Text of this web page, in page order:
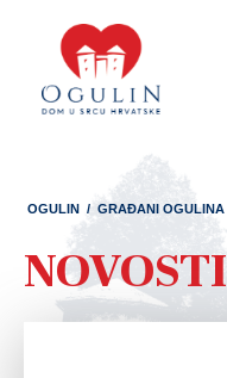
OGULIN / GRAĐANI OGULINA
NOVOSTI